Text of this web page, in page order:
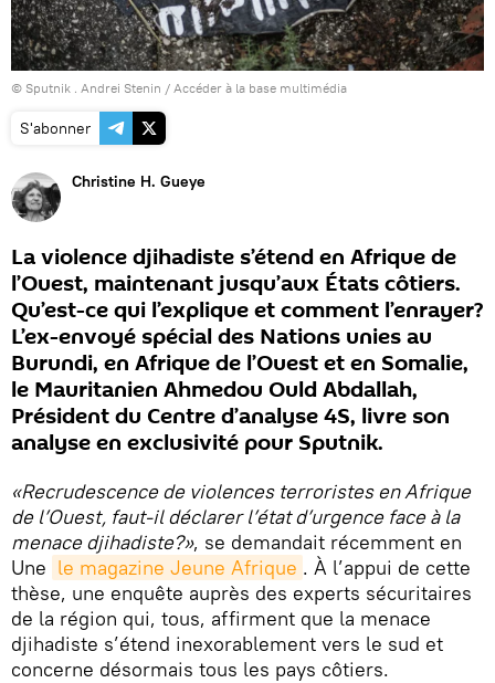
© Sputnik . Andrei Stenin / Accéder à la base multimédia
S'abonner
Christine H. Gueye
La violence djihadiste s’étend en Afrique de
l’Ouest, maintenant jusqu’aux États côtiers.
Qu’est-ce qui l’explique et comment l’enrayer?
L’ex-envoyé spécial des Nations unies au
Burundi, en Afrique de l’Ouest et en Somalie,
le Mauritanien Ahmedou Ould Abdallah,
Président du Centre d’analyse 4S, livre son
analyse en exclusivité pour Sputnik.
«Recrudescence de violences terroristes en Afrique
de l’Ouest, faut-il déclarer l’état d’urgence face à la
menace djihadiste?», se demandait récemment en
Une le magazine Jeune Afrique . À l’appui de cette
thèse, une enquête auprès des experts sécuritaires
de la région qui, tous, affirment que la menace
djihadiste s’étend inexorablement vers le sud et
concerne désormais tous les pays côtiers.